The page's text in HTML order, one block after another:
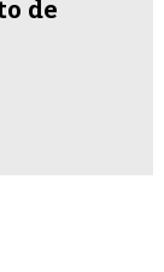
de